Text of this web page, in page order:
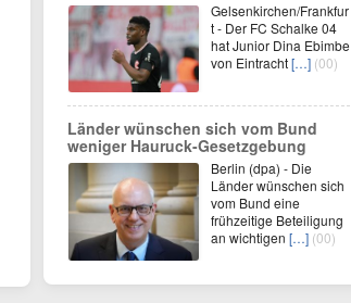
Gelsenkirchen/Frankfur
t - Der FC Schalke 04
hat Junior Dina Ebimbe
von Eintracht[…] (00)
Länder wünschen sich vom Bund
weniger Hauruck-Gesetzgebung
Berlin (dpa) - Die
Länder wünschen sich
vom Bund eine
frühzeitige Beteiligung
an wichtigen […] (00)